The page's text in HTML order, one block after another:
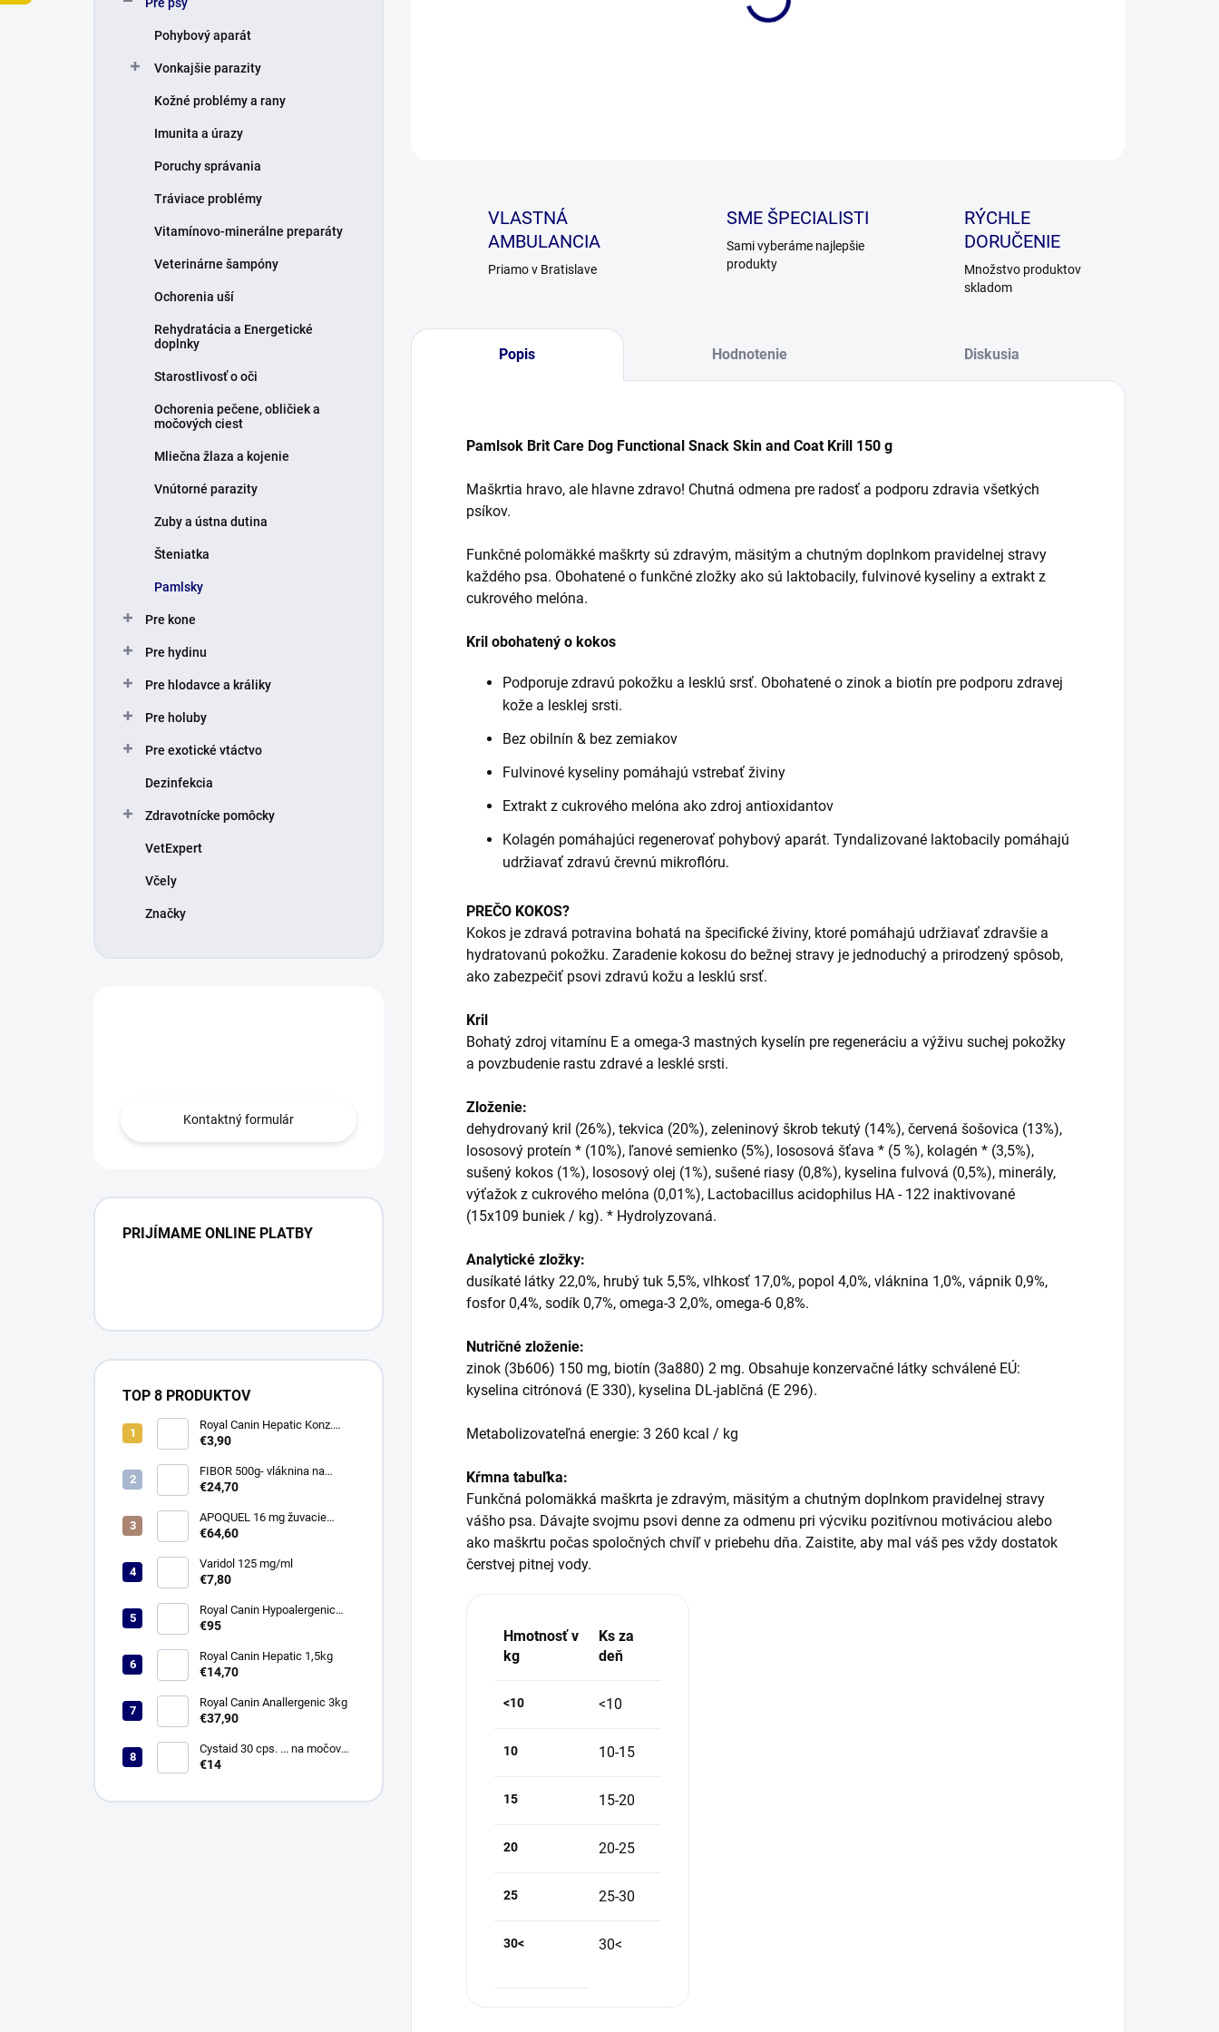
Pohybový aparát
Vonkajšie parazity
Kožné problémy a rany
Imunita a úrazy
Poruchy správania
Tráviace problémy
Vitamínovo-minerálne preparáty
Veterinárne šampóny
Ochorenia uší
Rehydratácia a Energetické
doplnky
Starostlivosť o oči
Ochorenia pečene, obličiek a
močových ciest
Mliečna žlaza a kojenie
Vnútorné parazity
Zuby a ústna dutina
Šteniatka
Pamlsky
Pre kone
Pre hydinu
Pre hlodavce a králiky
Pre holuby
Pre exotické vtáctvo
Dezinfekcia
Zdravotnícke pomôcky
VetExpert
Včely
Značky
Kontaktný formulár
PRIJÍMAME ONLINE PLATBY
TOP 8 PRODUKTOV
Royal Canin Hepatic Konz.
420g
€3,90
FIBOR 500g- vláknina na
travenie
€24,70
APOQUEL 16 mg žuvacie
tablety pre psy 20 tbl.
€64,60
Varidol 125 mg/ml
€7,80
Royal Canin Hypoalergenic
14kg
€95
Royal Canin Hepatic 1,5kg
€14,70
Royal Canin Anallergenic 3kg
€37,90
Cystaid 30 cps. ... na močové
cesty
€14
VLASTNÁ
AMBULANCIA
Priamo v Bratislave
SME ŠPECIALISTI
Sami vyberáme najlepšie
produkty
RÝCHLE
DORUČENIE
Množstvo produktov
skladom
Popis Hodnotenie Diskusia
Pamlsok Brit Care Dog Functional Snack Skin and Coat Krill 150 g
Maškrtia hravo, ale hlavne zdravo! Chutná odmena pre radosť a podporu zdravia všetkých
psíkov.
Funkčné polomäkké maškrty sú zdravým, mäsitým a chutným doplnkom pravidelnej stravy
každého psa. Obohatené o funkčné zložky ako sú laktobacily, fulvinové kyseliny a extrakt z
cukrového melóna.
Kril obohatený o kokos
Podporuje zdravú pokožku a lesklú srsť. Obohatené o zinok a biotín pre podporu zdravej
kože a lesklej srsti.
Bez obilnín & bez zemiakov
Fulvinové kyseliny pomáhajú vstrebať živiny
Extrakt z cukrového melóna ako zdroj antioxidantov
Kolagén pomáhajúci regenerovať pohybový aparát. Tyndalizované laktobacily pomáhajú
udržiavať zdravú črevnú mikroflóru.
PREČO KOKOS?
Kokos je zdravá potravina bohatá na špecifické živiny, ktoré pomáhajú udržiavať zdravšie a
hydratovanú pokožku. Zaradenie kokosu do bežnej stravy je jednoduchý a prirodzený spôsob,
ako zabezpečiť psovi zdravú kožu a lesklú srsť.
Kril
Bohatý zdroj vitamínu E a omega-3 mastných kyselín pre regeneráciu a výživu suchej pokožky
a povzbudenie rastu zdravé a lesklé srsti.
Zloženie:
dehydrovaný kril (26%), tekvica (20%), zeleninový škrob tekutý (14%), červená šošovica (13%),
lososový proteín * (10%), ľanové semienko (5%), lososová šťava * (5 %), kolagén * (3,5%),
sušený kokos (1%), lososový olej (1%), sušené riasy (0,8%), kyselina fulvová (0,5%), minerály,
výťažok z cukrového melóna (0,01%), Lactobacillus acidophilus HA - 122 inaktivované
(15x109 buniek / kg). * Hydrolyzovaná.
Analytické zložky:
dusíkaté látky 22,0%, hrubý tuk 5,5%, vlhkosť 17,0%, popol 4,0%, vláknina 1,0%, vápnik 0,9%,
fosfor 0,4%, sodík 0,7%, omega-3 2,0%, omega-6 0,8%.
Nutričné zloženie:
zinok (3b606) 150 mg, biotín (3a880) 2 mg. Obsahuje konzervačné látky schválené EÚ:
kyselina citrónová (E 330), kyselina DL-jablčná (E 296).
Metabolizovateľná energie: 3 260 kcal / kg
Kŕmna tabuľka:
Funkčná polomäkká maškrta je zdravým, mäsitým a chutným doplnkom pravidelnej stravy
vášho psa. Dávajte svojmu psovi denne za odmenu pri výcviku pozitívnou motiváciou alebo
ako maškrtu počas spoločných chvíľ v priebehu dňa. Zaistite, aby mal váš pes vždy dostatok
čerstvej pitnej vody.
Hmotnosť v
kg
Ks za
deň
<10 <10
10 10-15
15 15-20
20 20-25
25 25-30
30< 30<